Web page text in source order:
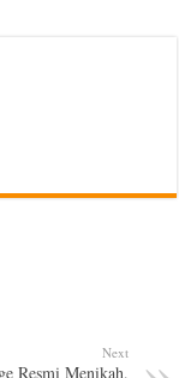
Next
Resmi Menikah,